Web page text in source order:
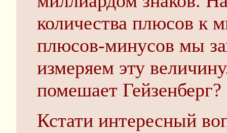
количества плюсов к
плюсов-минусов мы
измеряем эту
помешает Гейзенберг?
Кстати интересный